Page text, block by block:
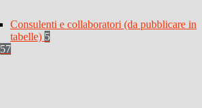
Consulenti e collaboratori (da pubblicare in
tabelle) 5
57